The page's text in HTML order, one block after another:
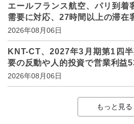
エールフランス航空、パリ到着
需要に対応、27時間以上の滞在
2026年08月06日
KNT-CT、2027年3月期第1四
要の反動や人的投資で営業利益
2026年08月06日
もっと見る